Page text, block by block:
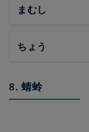
まむし
ちょう
8. 蜻蛉